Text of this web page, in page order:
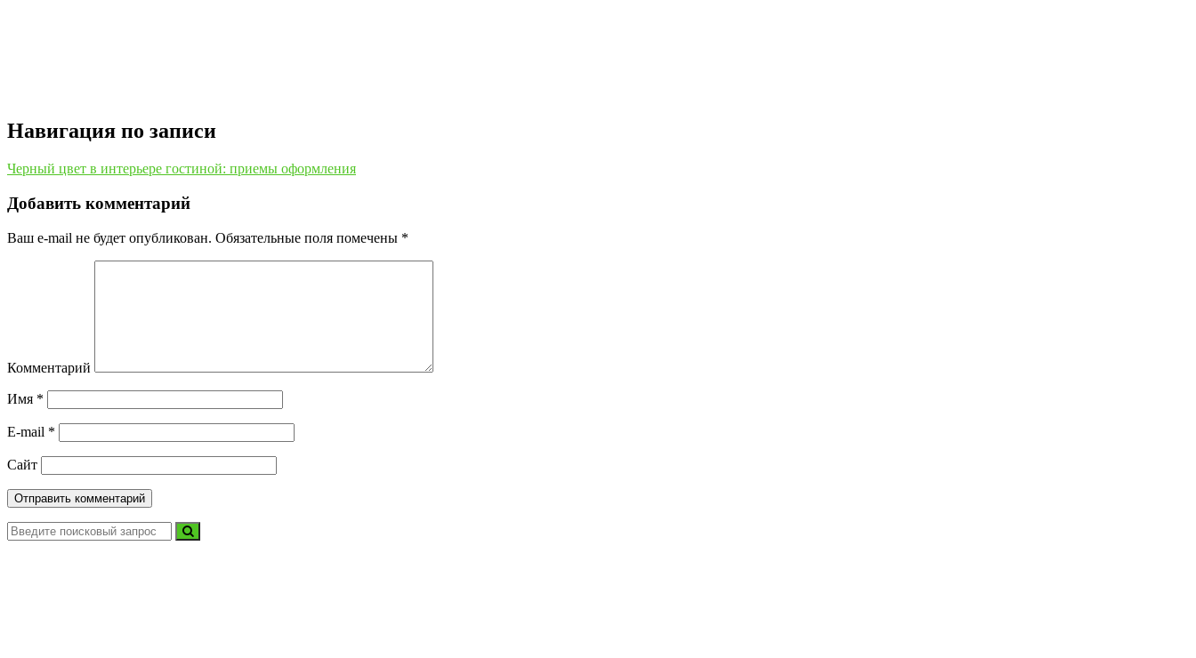
Навигация по записи
Черный цвет в интерьере гостиной: приемы оформления
Добавить комментарий
Ваш e-mail не будет опубликован. Обязательные поля помечены *
Комментарий
Имя *
E-mail *
Сайт